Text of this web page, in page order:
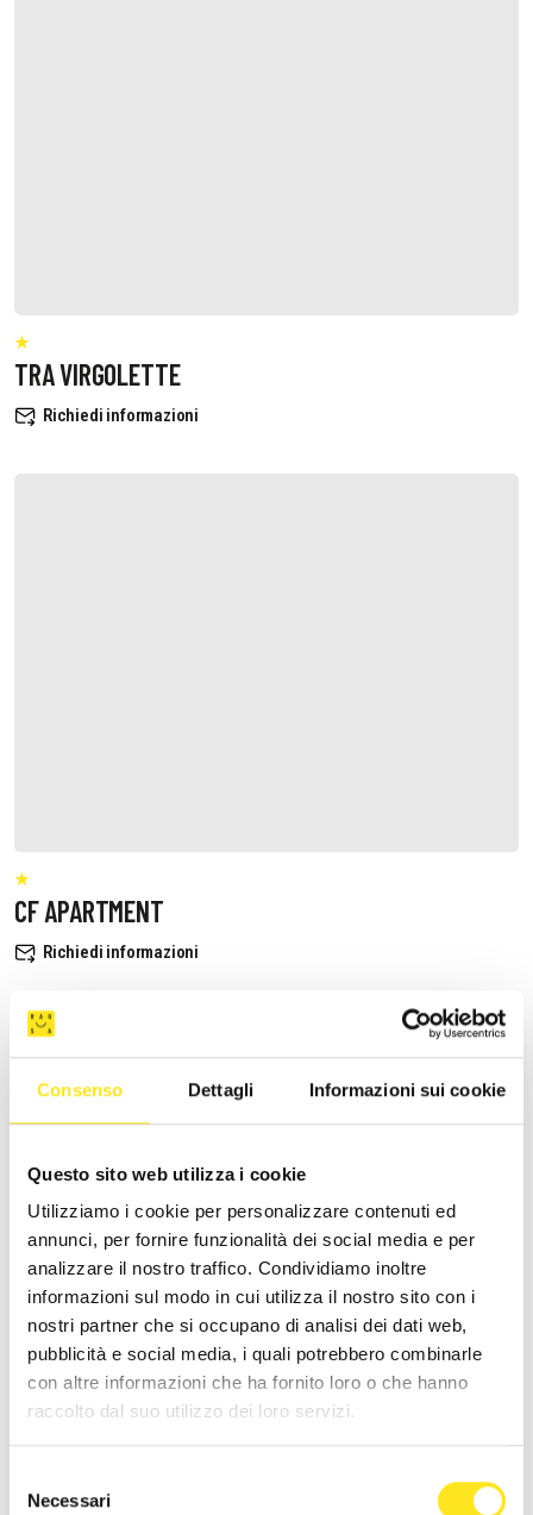
Consenso Dettagli Informazioni sui cookie
Questo sito web utilizza i cookie
Utilizziamo i cookie per personalizzare contenuti ed
annunci, per fornire funzionalità dei social media e per
analizzare il nostro traffico. Condividiamo inoltre
informazioni sul modo in cui utilizza il nostro sito con i
nostri partner che si occupano di analisi dei dati web,
pubblicità e social media, i quali potrebbero combinarle
con altre informazioni che ha fornito loro o che hanno
raccolto dal suo utilizzo dei loro servizi.
delNecessari
TRA VIRGOLETTE
Richiedi informazioni
CF APARTMENT
Richiedi informazioni
CASA ARDITO
Richiedi informazioni